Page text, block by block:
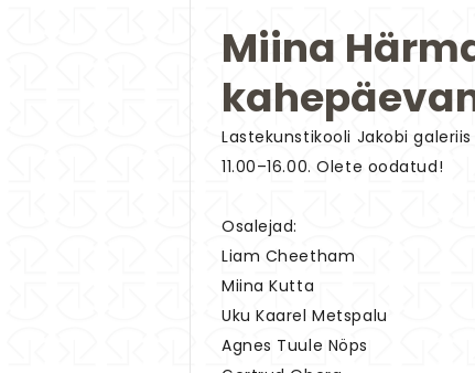
Miina
Lastekunstikooli Jakobi
11.00–16.00. Olete oodatud!
Osalejad:
Liam Cheetham
Miina Kutta
Uku Kaarel Metspalu
Agnes Tuule Nöps